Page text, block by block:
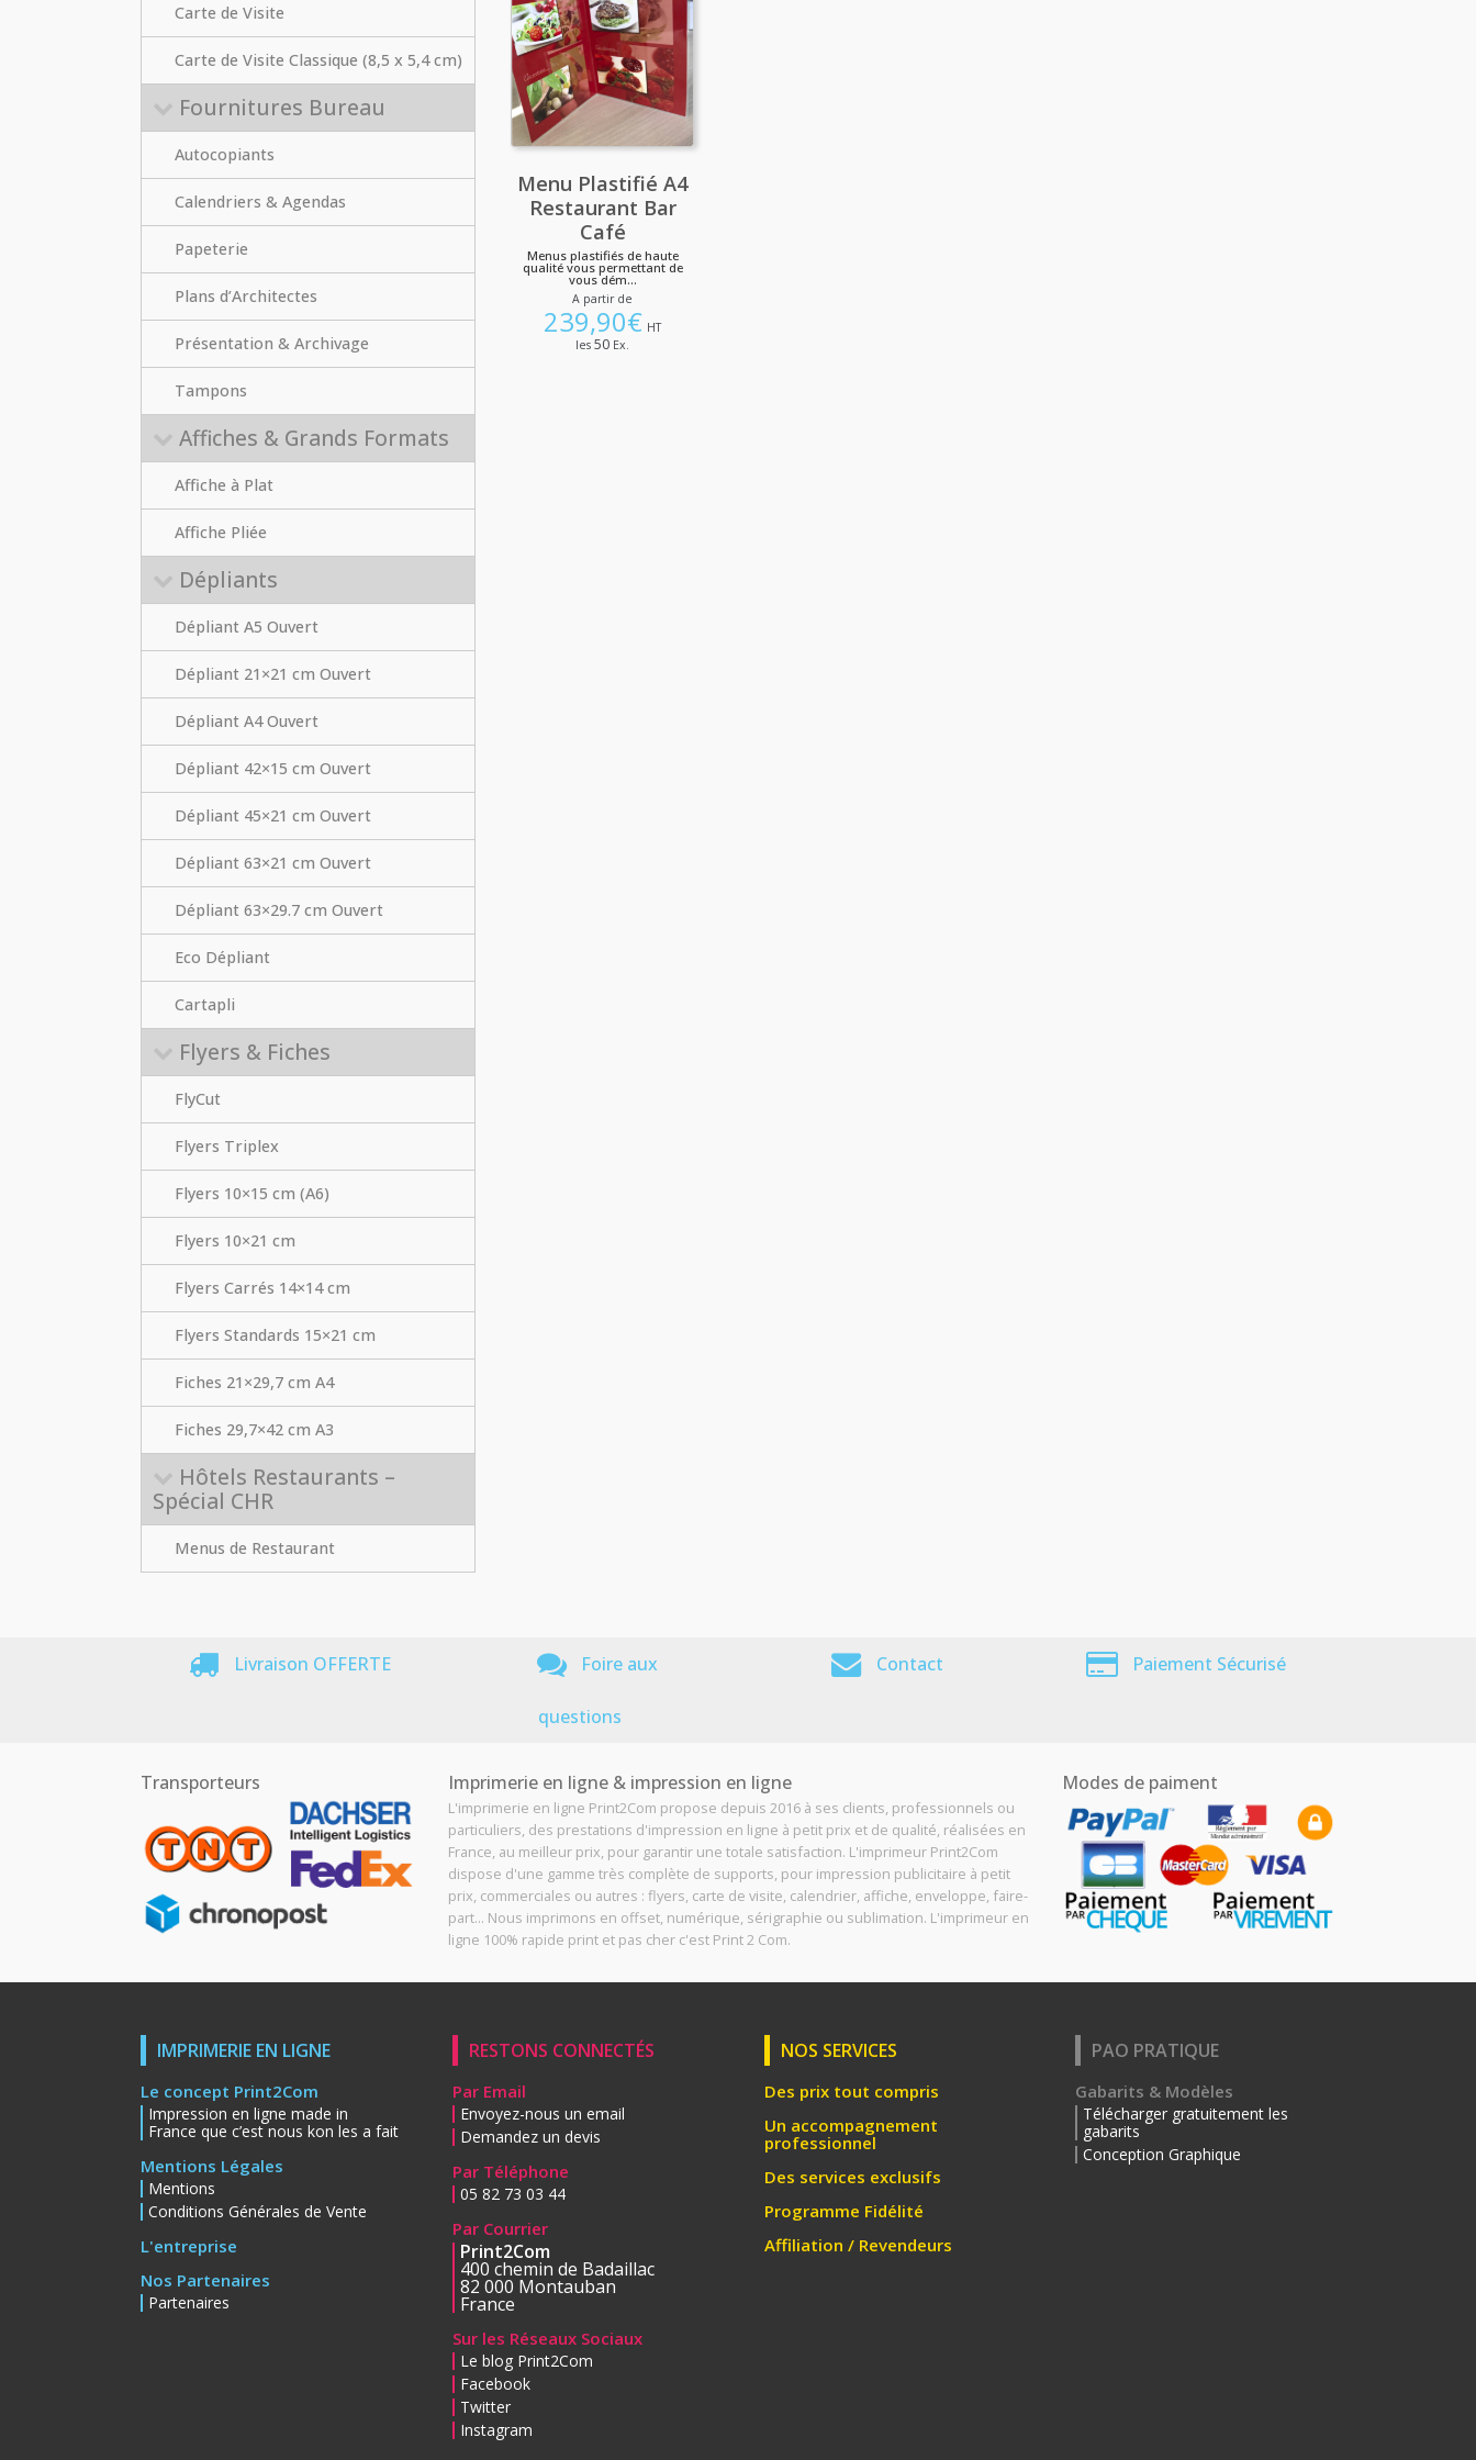
Carte de Visite
Carte de Visite Classique (8,5 x 5,4 cm)
Fournitures Bureau
Autocopiants
Calendriers & Agendas
Papeterie
Plans d’Architectes
Présentation & Archivage
Tampons
Affiches & Grands Formats
Affiche à Plat
Affiche Pliée
Dépliants
Dépliant A5 Ouvert
Dépliant 21×21 cm Ouvert
Dépliant A4 Ouvert
Dépliant 42×15 cm Ouvert
Dépliant 45×21 cm Ouvert
Dépliant 63×21 cm Ouvert
Dépliant 63×29.7 cm Ouvert
Eco Dépliant
Cartapli
Flyers & Fiches
FlyCut
Flyers Triplex
Flyers 10×15 cm (A6)
Flyers 10×21 cm
Flyers Carrés 14×14 cm
Flyers Standards 15×21 cm
Fiches 21×29,7 cm A4
Fiches 29,7×42 cm A3
Hôtels Restaurants –
Spécial CHR
Menus de Restaurant
Menu Plastifié A4
Restaurant Bar
Café
Menus plastifiés de haute
qualité vous permettant de
vous dém...
A partir de
239,90€ HT
les50 Ex.
Livraison OFFERTE Foire aux
questions
Contact Paiement Sécurisé
Transporteurs Imprimerie en ligne & impression en ligne
L'imprimerie en ligne Print2Com propose depuis 2016 à ses clients, professionnels ou
particuliers, des prestations d'impression en ligne à petit prix et de qualité, réalisées en
France, au meilleur prix, pour garantir une totale satisfaction. L'imprimeur Print2Com
dispose d'une gamme très complète de supports, pour impression publicitaire à petit
prix, commerciales ou autres : flyers, carte de visite, calendrier, affiche, enveloppe, faire-
part... Nous imprimons en offset, numérique, sérigraphie ou sublimation. L'imprimeur en
ligne 100% rapide print et pas cher c'est Print 2 Com.
Modes de paiment
IMPRIMERIE EN LIGNE
Le concept Print2Com
Impression en ligne made in
France que c’est nous kon les a fait
Mentions Légales
Mentions
Conditions Générales de Vente
L'entreprise
Nos Partenaires
Partenaires
RESTONS CONNECTÉS
Par Email
Envoyez-nous un email
Demandez un devis
Par Téléphone
05 82 73 03 44
Par Courrier
Print2Com
400 chemin de Badaillac
82 000 Montauban
France
Sur les Réseaux Sociaux
Le blog Print2Com
Facebook
Twitter
Instagram
NOS SERVICES
Des prix tout compris
Un accompagnement
professionnel
Des services exclusifs
Programme Fidélité
Affiliation / Revendeurs
PAO PRATIQUE
Gabarits & Modèles
Télécharger gratuitement les
gabarits
Conception Graphique